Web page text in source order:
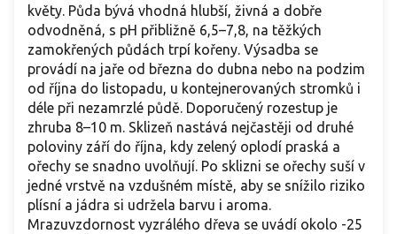
květy. Půda bývá vhodná hlubší, živná a dobře
odvodněná, s pH přibližně 6,5–7,8, na těžkých
zamokřených půdách trpí kořeny. Výsadba se
provádí na jaře od března do dubna nebo na podzim
od října do listopadu, u kontejnerovaných stromků i
déle při nezamrzlé půdě. Doporučený rozestup je
zhruba 8–10 m. Sklizeň nastává nejčastěji od druhé
poloviny září do října, kdy zelený oplodí praská a
ořechy se snadno uvolňují. Po sklizni se ořechy suší v
jedné vrstvě na vzdušném místě, aby se snížilo riziko
plísní a jádra si udržela barvu i aroma.
Mrazuvzdornost vyzrálého dřeva se uvádí okolo -25